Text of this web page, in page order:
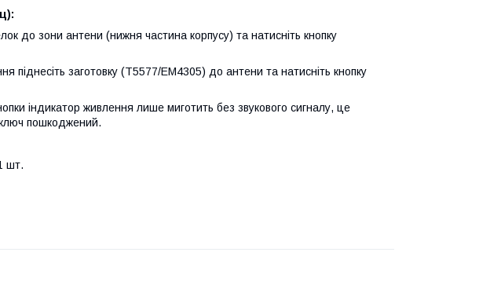
до зони антени (нижня частина корпусу) та натисніть кнопку
піднесіть заготовку (T5577/EM4305) до антени та натисніть кнопку
індикатор живлення лише миготить без звукового сигналу, це
пошкоджений.
шт.